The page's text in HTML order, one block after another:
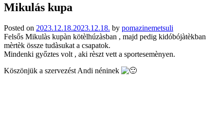
Mikulás kupa
Posted on 2023.12.18.2023.12.18. by pomazinemetsuli
Felsős Mikulàs kupàn kötèlhúzàsban , majd pedig kidóbójàtèkban
mèrtèk össze tudàsukat a csapatok.
Mindenki győztes volt , aki rèszt vett a sportesemènyen.
Köszönjük a szervezést Andi néninek